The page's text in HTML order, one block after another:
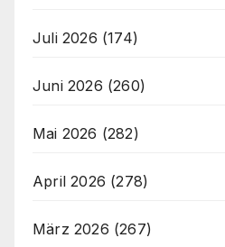
Juli 2026 (174)
Juni 2026 (260)
Mai 2026 (282)
April 2026 (278)
März 2026 (267)